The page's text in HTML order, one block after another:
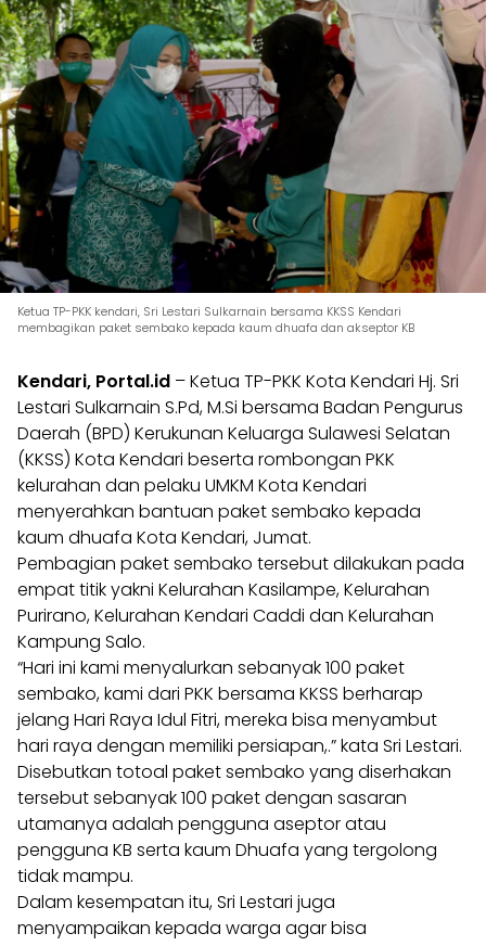
Ketua TP-PKK kendari, Sri Lestari Sulkarnain bersama KKSS Kendari
membagikan paket sembako kepada kaum dhuafa dan akseptor KB
Kendari, Portal.id – Ketua TP-PKK Kota Kendari Hj. Sri
Lestari Sulkarnain S.Pd, M.Si bersama Badan Pengurus
Daerah (BPD) Kerukunan Keluarga Sulawesi Selatan
(KKSS) Kota Kendari beserta rombongan PKK
kelurahan dan pelaku UMKM Kota Kendari
menyerahkan bantuan paket sembako kepada
kaum dhuafa Kota Kendari, Jumat.
Pembagian paket sembako tersebut dilakukan pada
empat titik yakni Kelurahan Kasilampe, Kelurahan
Purirano, Kelurahan Kendari Caddi dan Kelurahan
Kampung Salo.
“Hari ini kami menyalurkan sebanyak 100 paket
sembako, kami dari PKK bersama KKSS berharap
jelang Hari Raya Idul Fitri, mereka bisa menyambut
hari raya dengan memiliki persiapan,.” kata Sri Lestari.
Disebutkan totoal paket sembako yang diserhakan
tersebut sebanyak 100 paket dengan sasaran
utamanya adalah pengguna aseptor atau
pengguna KB serta kaum Dhuafa yang tergolong
tidak mampu.
Dalam kesempatan itu, Sri Lestari juga
menyampaikan kepada warga agar bisa